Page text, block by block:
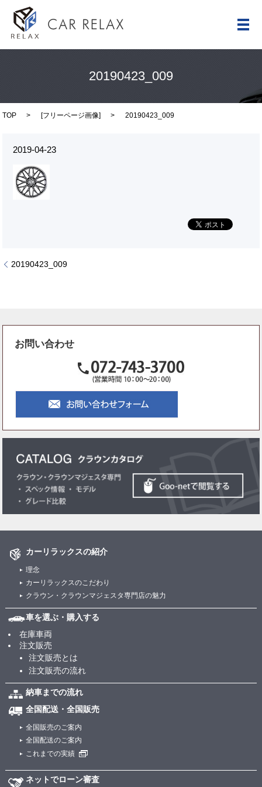
メ
20190423_009
TOP [フリーページ画像] 20190423_009
2019-04-23
20190423_009
お問い合わせ
カーリラックスの紹介
理念
カーリラックスのこだわり
クラウン・クラウンマジェスタ専門店の魅力
車を選ぶ・購入する
在庫車両
注文販売
注文販売とは
注文販売の流れ
納車までの流れ
全国配送・全国販売
全国販売のご案内
全国配送のご案内
これまでの実績
ネットでローン審査